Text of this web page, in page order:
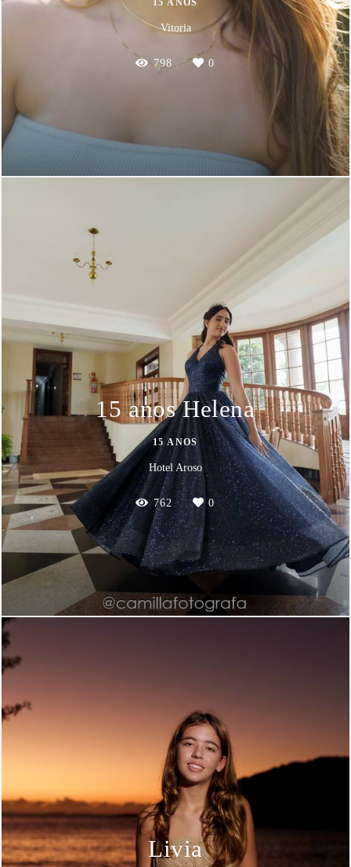
15 ANOS
Vitoria
798 0
15 anos Helena
15 ANOS
Hotel Aroso
762 0
Livia